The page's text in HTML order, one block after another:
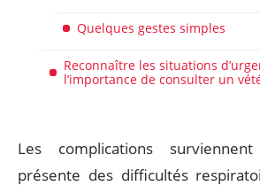
Quelques gestes simples
Reconnaître les situations
l’importance de consulter un
Les complications
présente des difficultés